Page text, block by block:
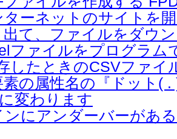
ターネットのサイトを
て、ファイルをダウ
ファイルをプログラム
したときのCSVファイ
の属性名の『ドット(
変わります
ンにアンダーバーがあ